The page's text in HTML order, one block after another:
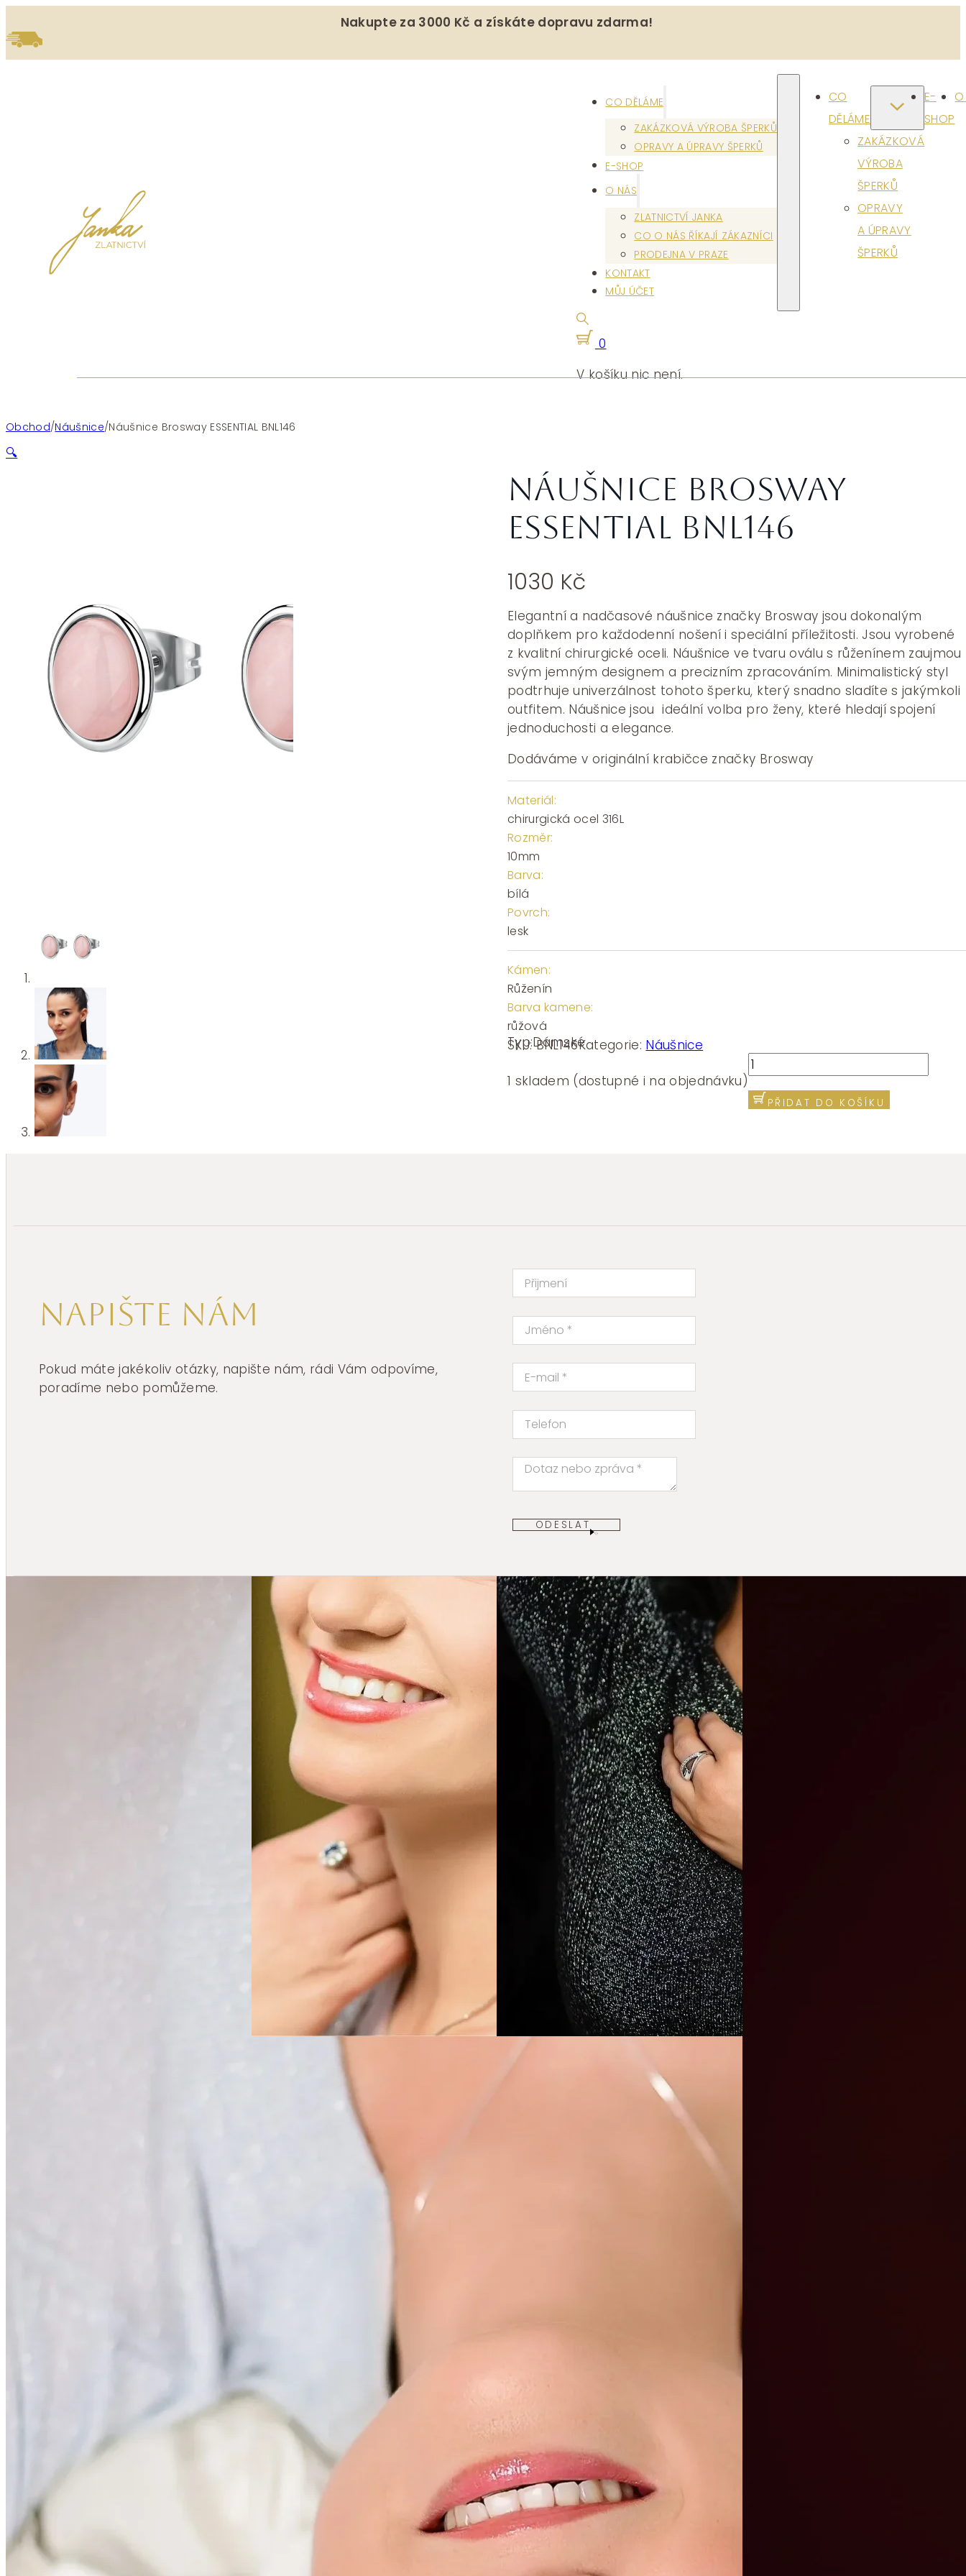
Nakupte za 3000 Kč a získáte dopravu zdarma!
CO DĚLÁME
ZAKÁZKOVÁ VÝROBA ŠPERKŮ
OPRAVY A ÚPRAVY ŠPERKŮ
E-SHOP
O NÁS
ZLATNICTVÍ JANKA
CO O NÁS ŘÍKAJÍ ZÁKAZNÍCI
PRODEJNA V PRAZE
KONTAKT
MŮJ ÚČET
CO
DĚLÁME
ZAKÁZKOVÁ
VÝROBA
ŠPERKŮ
OPRAVY
A ÚPRAVY
ŠPERKŮ
E-
SHOP
0
V košíku nic není.
Obchod/Náušnice/Náušnice Brosway ESSENTIAL BNL146
🔍
Náušnice Brosway
ESSENTIAL BNL146
1030 Kč
Elegantní a nadčasové náušnice značky Brosway jsou dokonalým
doplňkem pro každodenní nošení i speciální příležitosti. Jsou vyrobené
z kvalitní chirurgické oceli. Náušnice ve tvaru oválu s růženínem zaujmou
svým jemným designem a precizním zpracováním. Minimalistický styl
podtrhuje univerzálnost tohoto šperku, který snadno sladíte s jakýmkoli
outfitem. Náušnice jsou ideální volba pro ženy, které hledají spojení
jednoduchosti a elegance.
Dodáváme v originální krabičce značky Brosway
Materiál:
chirurgická ocel 316L
Rozměr:
10mm
Barva:
bílá
Povrch:
lesk
Kámen:
Růženín
Barva kamene:
růžová
SKU:BNL146Kategorie: Náušnice
Typ:Dámské
1 skladem (dostupné i na objednávku)
Náušnice
Brosway
ESSENTIAL
PŘIDAT DO KOŠÍKU
Napište nám
Pokud máte jakékoliv otázky, napište nám, rádi Vám odpovíme,
poradíme nebo pomůžeme.
ODESLAT